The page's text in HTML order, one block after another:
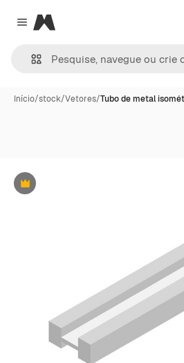
Close menu
Magnific
Início/stock/Vetores/Tubo de metal
Premium